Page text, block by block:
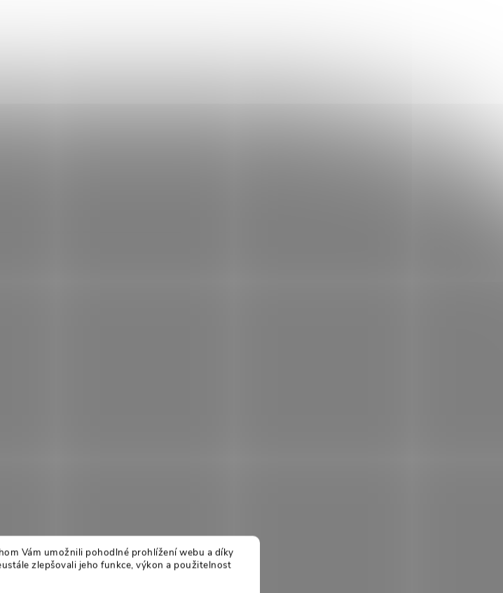
Vám umožnili pohodlné prohlížení webu a díky
zlepšovali jeho funkce, výkon a použitelnost